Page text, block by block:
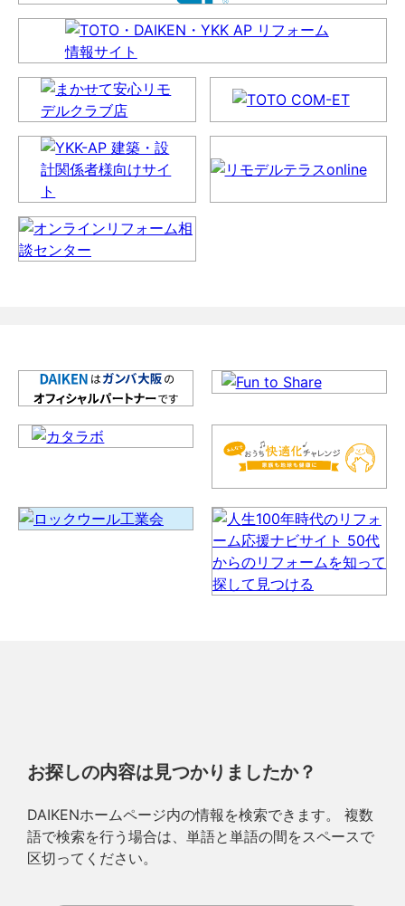
お探しの内容は見つかりましたか？
DAIKENホームページ内の情報を検索できます。 複数
語で検索を行う場合は、単語と単語の間をスペースで
区切ってください。